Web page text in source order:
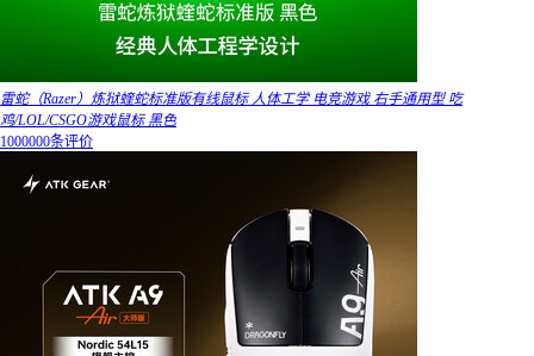
雷蛇（Razer）炼狱蝰蛇标准版有线鼠标 人体工学 电竞游戏 右手通用型 吃
鸡/LOL/CSGO游戏鼠标 黑色
1000000条评价